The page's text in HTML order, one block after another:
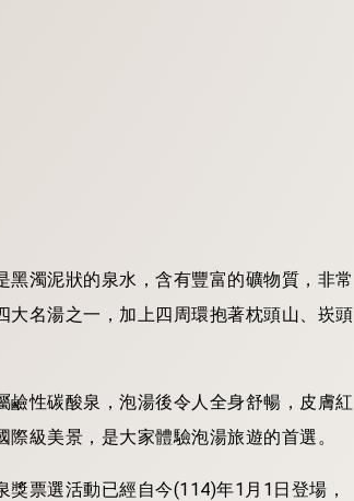
濁泥狀的泉水，含有豐富的礦物質，非常
名湯之一，加上四周環抱著枕頭山、崁頭
性碳酸泉，泡湯後令人全身舒暢，皮膚紅
級美景，是大家體驗泡湯旅遊的首選。
票選活動已經自今(114)年1月1日登場，